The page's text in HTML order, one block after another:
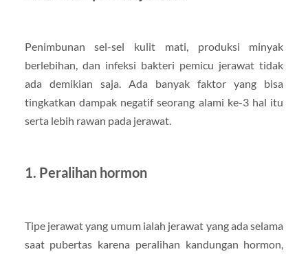
Penimbunan sel-sel kulit mati, produksi minyak
berlebihan, dan infeksi bakteri pemicu jerawat tidak
ada demikian saja. Ada banyak faktor yang bisa
tingkatkan dampak negatif seorang alami ke-3 hal itu
serta lebih rawan pada jerawat.
1. Peralihan hormon
Tipe jerawat yang umum ialah jerawat yang ada selama
saat pubertas karena peralihan kandungan hormon,